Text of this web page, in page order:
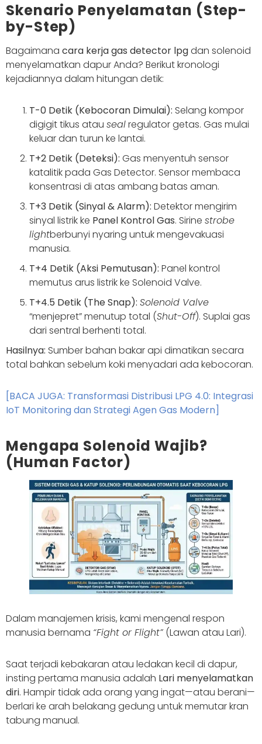
Skenario Penyelamatan (Step-
by-Step)
Bagaimana cara kerja gas detector lpgdan solenoid
menyelamatkan dapur Anda? Berikut kronologi
kejadiannya dalam hitungan detik:
T-0 Detik (Kebocoran Dimulai): Selang kompor
digigit tikus atau sealregulator getas. Gas mulai
keluar dan turun ke lantai.
T+2 Detik (Deteksi): Gas menyentuh sensor
katalitik pada Gas Detector. Sensor membaca
konsentrasi di atas ambang batas aman.
T+3 Detik (Sinyal & Alarm): Detektor mengirim
sinyal listrik ke Panel Kontrol Gas. Sirine strobe
lightberbunyi nyaring untuk mengevakuasi
manusia.
T+4 Detik (Aksi Pemutusan): Panel kontrol
memutus arus listrik ke Solenoid Valve.
T+4.5 Detik (The Snap): Solenoid Valve
“menjepret” menutup total (Shut-Off). Suplai gas
dari sentral berhenti total.
Hasilnya: Sumber bahan bakar api dimatikan secara
total bahkan sebelum koki menyadari ada kebocoran.
[BACA JUGA: Transformasi Distribusi LPG 4.0: Integrasi
IoT Monitoring dan Strategi Agen Gas Modern]
Mengapa Solenoid Wajib?
(Human Factor)
Dalam manajemen krisis, kami mengenal respon
manusia bernama “Fight or Flight”(Lawan atau Lari).
Saat terjadi kebakaran atau ledakan kecil di dapur,
insting pertama manusia adalah Lari menyelamatkan
diri. Hampir tidak ada orang yang ingat—atau berani—
berlari ke arah belakang gedung untuk memutar kran
tabung manual.